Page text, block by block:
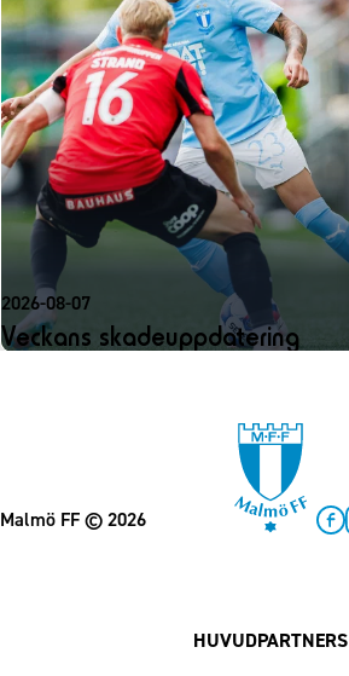
2026-08-07
Veckans skadeuppdatering
Malmö FF© 2026
HUVUDPARTNERS